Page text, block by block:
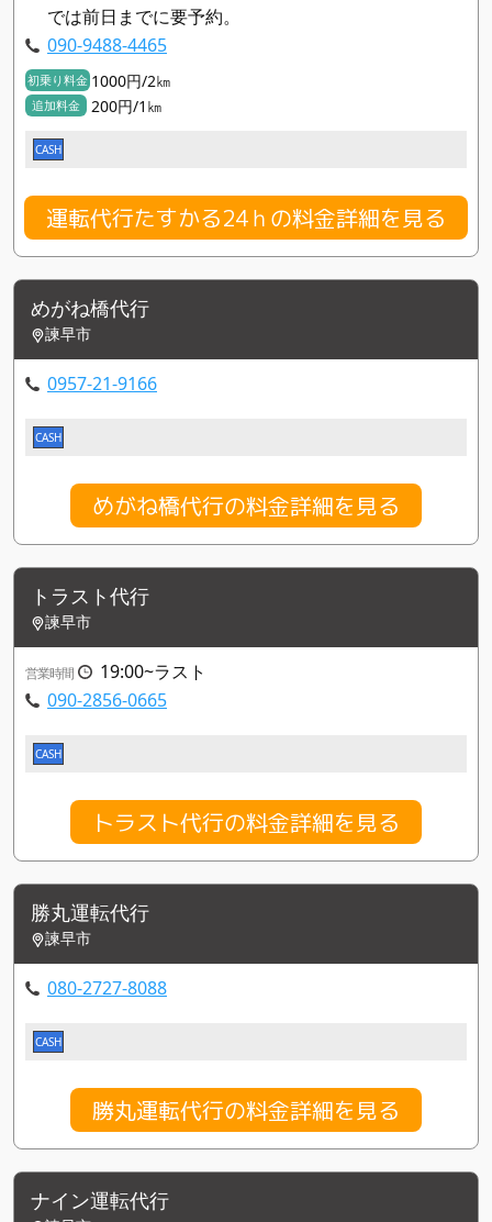
では前日までに要予約。
090-9488-4465
初乗り料金 1000円/2㎞
追加料金 200円/1㎞
CASH
運転代行たすかる24ｈの料金詳細を見る
めがね橋代行
諫早市
0957-21-9166
CASH
めがね橋代行の料金詳細を見る
トラスト代行
諫早市
営業時間
19:00~ラスト
090-2856-0665
CASH
トラスト代行の料金詳細を見る
勝丸運転代行
諫早市
080-2727-8088
CASH
勝丸運転代行の料金詳細を見る
ナイン運転代行